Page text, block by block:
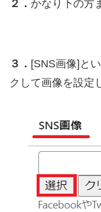
２． かなり下の方
３． [SNS画像]と
クして画像を設定